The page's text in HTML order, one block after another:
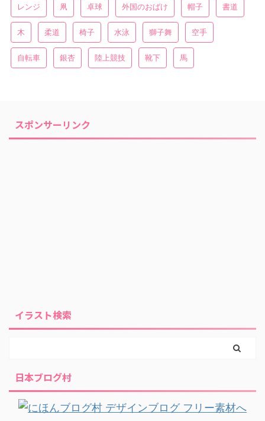
レンジ 凧 卓球 外国のおばけ 帽子 書道
木 柔道 椅子 水泳 獅子舞 空手
自転車 銀杏 陸上競技 靴下 馬
スポンサーリンク
イラスト検索
日本ブログ村